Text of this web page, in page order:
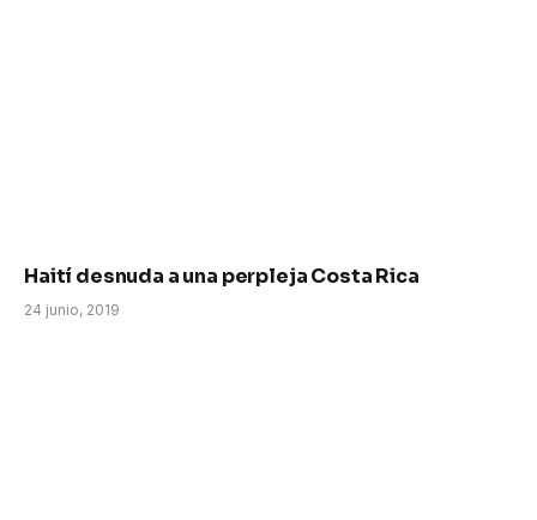
Haití desnuda a una perpleja Costa Rica
24 junio, 2019